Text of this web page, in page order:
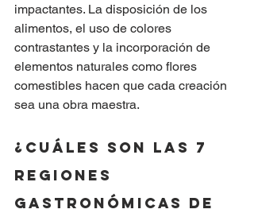
impactantes. La disposición de los
alimentos, el uso de colores
contrastantes y la incorporación de
elementos naturales como flores
comestibles hacen que cada creación
sea una obra maestra.
¿Cuáles son las 7
regiones
gastronómicas de